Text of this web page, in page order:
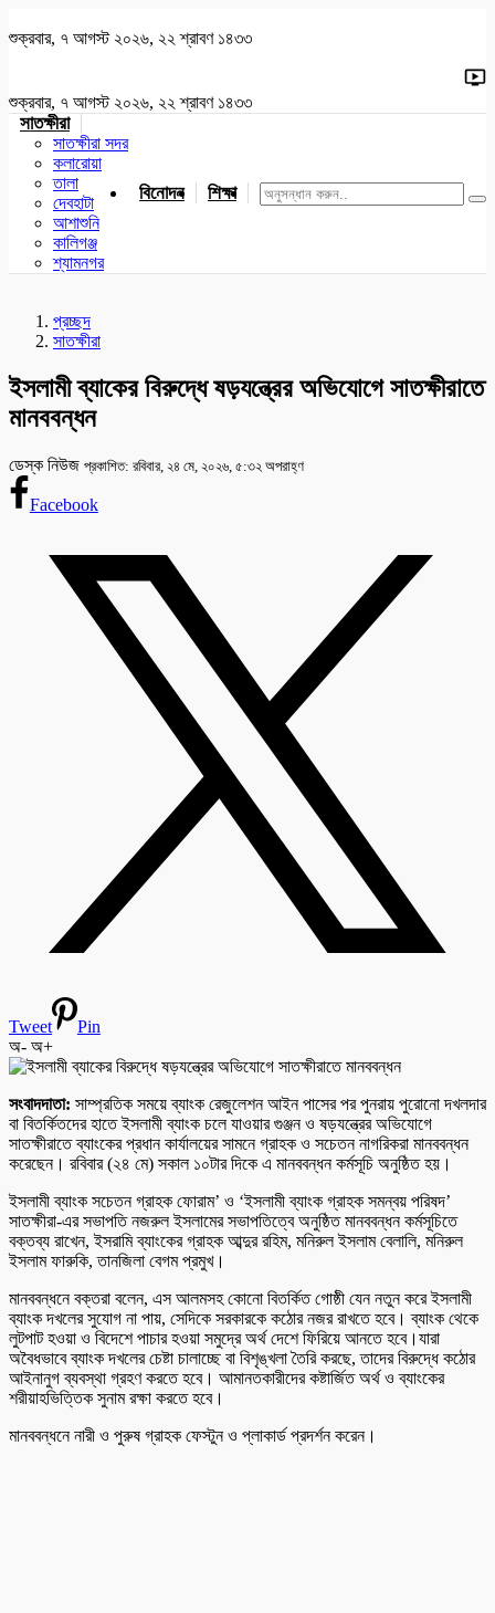
শুক্রবার, ৭ আগস্ট ২০২৬, ২২ শ্রাবণ ১৪৩৩
শুক্রবার, ৭ আগস্ট ২০২৬, ২২ শ্রাবণ ১৪৩৩
সাতক্ষীরা
সাতক্ষীরা সদর
কলারোয়া
তালা
দেবহাটা
আশাশুনি
কালিগঞ্জ
শ্যামনগর
বিনোদন শিক্ষা খেলাধুলা জাতীয় যশোর
প্রচ্ছদ
সাতক্ষীরা
ইসলামী ব্যাকের বিরুদ্ধে ষড়যন্ত্রের অভিযোগে সাতক্ষীরাতে
মানববন্ধন
ডেস্ক নিউজ প্রকাশিত: রবিবার, ২৪ মে, ২০২৬, ৫:৩২ অপরাহ্ণ
Facebook
Tweet
Pin
অ- অ+
সংবাদদাতা: সাম্প্রতিক সময়ে ব্যাংক রেজুলেশন আইন পাসের পর পুনরায় পুরোনো দখলদার
বা বিতর্কিতদের হাতে ইসলামী ব্যাংক চলে যাওয়ার গুঞ্জন ও ষড়যন্ত্রের অভিযোগে
সাতক্ষীরাতে ব্যাংকের প্রধান কার্যালয়ের সামনে গ্রাহক ও সচেতন নাগরিকরা মানববন্ধন
করেছেন। রবিবার (২৪ মে) সকাল ১০টার দিকে এ মানববন্ধন কর্মসূচি অনুষ্ঠিত হয়।
ইসলামী ব্যাংক সচেতন গ্রাহক ফোরাম’ ও ‘ইসলামী ব্যাংক গ্রাহক সমন্বয় পরিষদ’
সাতক্ষীরা-এর সভাপতি নজরুল ইসলামের সভাপতিত্বে অনুষ্ঠিত মানববন্ধন কর্মসূচিতে
বক্তব্য রাখেন, ইসরামি ব্যাংকের গ্রাহক আব্দুর রহিম, মনিরুল ইসলাম বেলালি, মনিরুল
ইসলাম ফারুকি, তানজিলা বেগম প্রমুখ।
মানববন্ধনে বক্তরা বলেন, এস আলমসহ কোনো বিতর্কিত গোষ্ঠী যেন নতুন করে ইসলামী
ব্যাংক দখলের সুযোগ না পায়, সেদিকে সরকারকে কঠোর নজর রাখতে হবে। ব্যাংক থেকে
লুটপাট হওয়া ও বিদেশে পাচার হওয়া সমুদ্রে অর্থ দেশে ফিরিয়ে আনতে হবে।যারা
অবৈধভাবে ব্যাংক দখলের চেষ্টা চালাচ্ছে বা বিশৃঙ্খলা তৈরি করছে, তাদের বিরুদ্ধে কঠোর
আইনানুগ ব্যবস্থা গ্রহণ করতে হবে। আমানতকারীদের কষ্টার্জিত অর্থ ও ব্যাংকের
শরীয়াহভিত্তিক সুনাম রক্ষা করতে হবে।
মানববন্ধনে নারী ও পুরুষ গ্রাহক ফেস্টুন ও প্লাকার্ড প্রদর্শন করেন।